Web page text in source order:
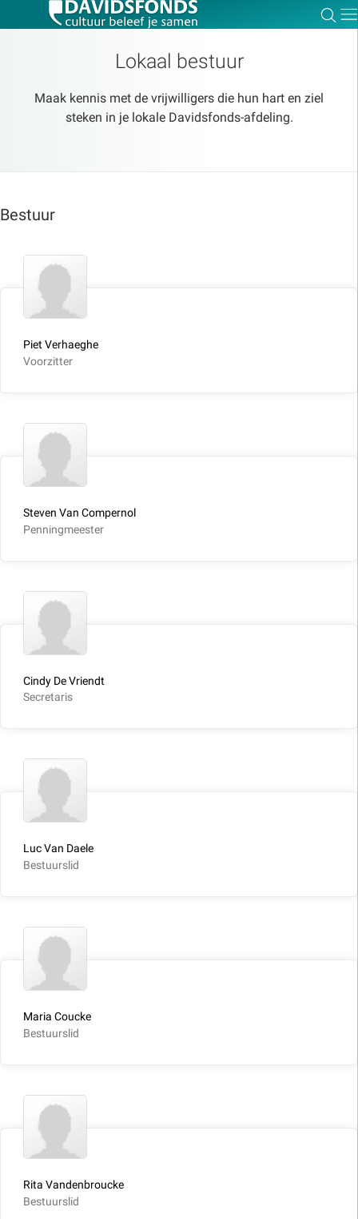
Lokaal bestuur
Maak kennis met de vrijwilligers die hun hart en ziel
steken in je lokale Davidsfonds-afdeling.
Bestuur
Piet Verhaeghe
Voorzitter
Steven Van Compernol
Penningmeester
Cindy De Vriendt
Secretaris
Luc Van Daele
Bestuurslid
Maria Coucke
Bestuurslid
Rita Vandenbroucke
Bestuurslid
Zoeken